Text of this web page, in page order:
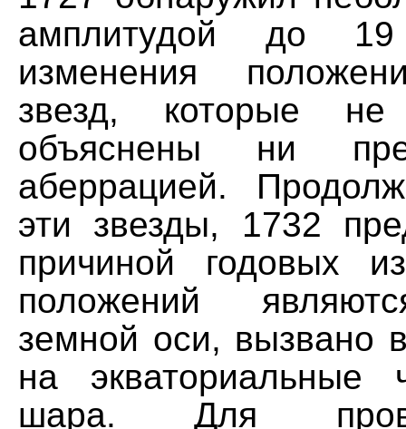
амплитудой до
изменения
звезд, которые
объяснены ни
аберрацией.
эти звезды, 1732
причиной годовых
положений
земной оси, вызвано
на экваториальные
шара. Для